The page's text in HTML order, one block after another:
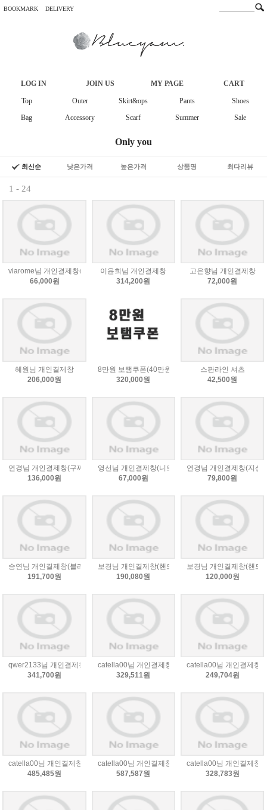
BOOKMARK DELIVERY
LOG IN JOIN US MY PAGE CART
Top Outer Skirt&ops Pants
Shoes
Bag
Accessory Scarf Summer Sale
Only you
최신순 낮은가격 높은가격 상품명 최다리뷰
1 - 24
viarome님 개인결제창(화이트 240)
66,000원
이윤희님 개인결제창
314,200원
고은향님 개인결제창
72,000원
혜원님 개인결제창
206,000원
8만원 보탬쿠폰(40만원 적립)
320,000원
스판라인 셔츠
42,500원
연경님 개인결제창(구찌폴라4개)
136,000원
영선님 개인결제창(니트스컷-네이비)
67,000원
연경님 개인결제창(지센
79,800원
승연님 개인결제창(블라L,원피스-브라운)
191,700원
보경님 개인결제창(핸드메이드 펄버튼자켓-아이55)
190,080원
보경님 개인결제창(핸드
120,000원
qwer2133님 개인결제창(리버시블무스탕+샤론 레이스 원피스)
341,700원
catella00님 개인결제창(9/28)
329,511원
catella00님 개인결제창
249,704원
catella00님 개인결제창(9/20)
485,485원
catella00님 개인결제창(9/18)
587,587원
catella00님 개인결제창
328,783원